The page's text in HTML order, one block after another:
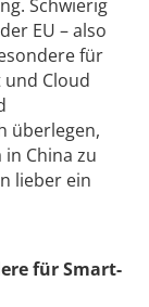
Schwierig
EU – also
für
Cloud
überlegen,
China zu
lieber ein
für Smart-